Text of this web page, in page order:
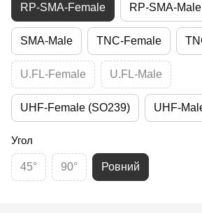
RP-SMA-Female RP-SMA-Male
SMA-Male TNC-Female
U.FL-Female U.FL-Male
UHF-Female (SO239) UHF-
Угол
45° 90° Ровний